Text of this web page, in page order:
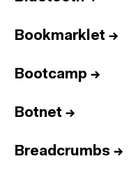
Bookmarklet →
Bootcamp →
Botnet →
Breadcrumbs →